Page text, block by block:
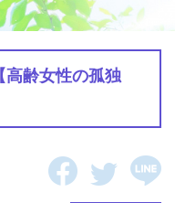
高齢女性の孤独